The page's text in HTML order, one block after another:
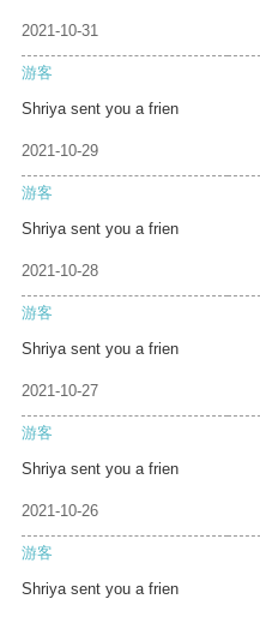
2021-10-31
游客
Shriya sent you a frien
2021-10-29
游客
Shriya sent you a frien
2021-10-28
游客
Shriya sent you a frien
2021-10-27
游客
Shriya sent you a frien
2021-10-26
游客
Shriya sent you a frien